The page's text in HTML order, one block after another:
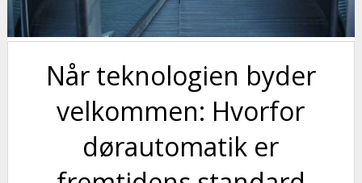
Når teknologien byder
velkommen: Hvorfor
dørautomatik er